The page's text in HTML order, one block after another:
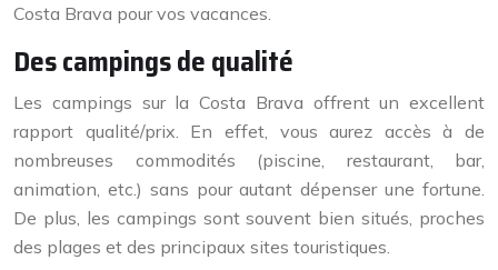
Costa Brava pour vos vacances.
Des campings de qualité
Les campings sur la Costa Brava offrent un excellent
rapport qualité/prix. En effet, vous aurez accès à de
nombreuses commodités (piscine, restaurant, bar,
animation, etc.) sans pour autant dépenser une fortune.
De plus, les campings sont souvent bien situés, proches
des plages et des principaux sites touristiques.